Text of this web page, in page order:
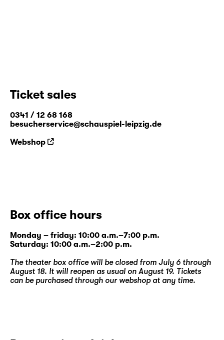
Ticket sales
0341 / 12 68 168
besucherservice@schauspiel-leipzig.de
Webshop
Box office hours
Monday – friday: 10:00 a.m.–7:00 p.m.
Saturday: 10:00 a.m.–2:00 p.m.
The theater box office will be closed from July 6 through
August 18. It will reopen as usual on August 19. Tickets
can be purchased through our webshopat any time.